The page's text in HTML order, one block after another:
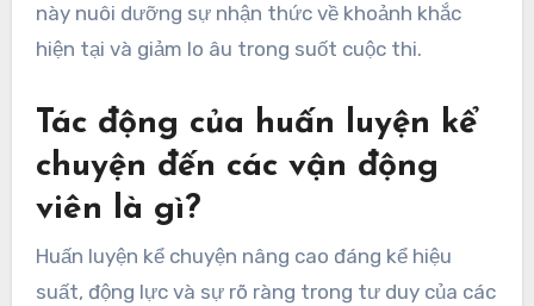
này nuôi dưỡng sự nhận thức về khoảnh khắc
hiện tại và giảm lo âu trong suốt cuộc thi.
Tác động của huấn luyện kể
chuyện đến các vận động
viên là gì?
Huấn luyện kể chuyện nâng cao đáng kể hiệu
suất, động lực và sự rõ ràng trong tư duy của các